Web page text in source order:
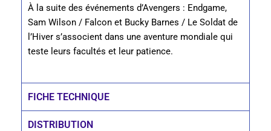
À la suite des événements d’Avengers : Endgame,
Sam Wilson / Falcon et Bucky Barnes / Le Soldat de
l’Hiver s’associent dans une aventure mondiale qui
teste leurs facultés et leur patience.
FICHE TECHNIQUE
DISTRIBUTION